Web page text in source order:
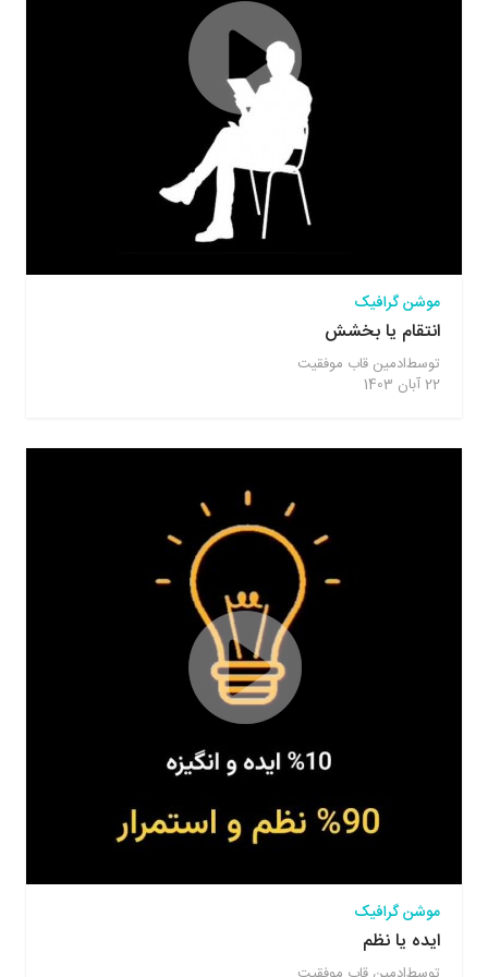
موشن گرافیک
انتقام یا بخشش
توسطادمین قاب موفقیت
22 آبان 1403
موشن گرافیک
ایده یا نظم